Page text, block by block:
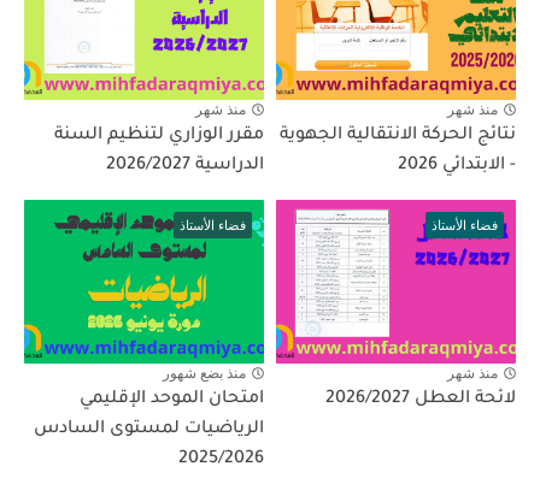
منذ شهر
نتائج الحركة الانتقالية الجهوية
- الابتدائي 2026
منذ شهر
مقرر الوزاري لتنظيم السنة
الدراسية 2026/2027
فضاء الأستاذ
منذ شهر
لائحة العطل 2026/2027
فضاء الأستاذ
منذ بضع شهور
امتحان الموحد الإقليمي
الرياضيات لمستوى السادس
2025/2026